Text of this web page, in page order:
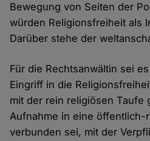
Bewegung von Seiten der
würden Religionsfreiheit als
Darüber stehe der
Für die Rechtsanwältin sei
Eingriff in die
mit der rein religiösen Taufe
Aufnahme in eine öffentlich-
verbunden sei, mit der